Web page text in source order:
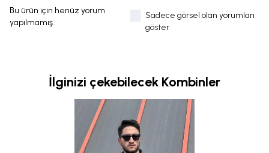
Bu ürün için henüz yorum
yapılmamış.
Sadece görsel olan yorumları
göster
İlginizi çekebilecek Kombinler